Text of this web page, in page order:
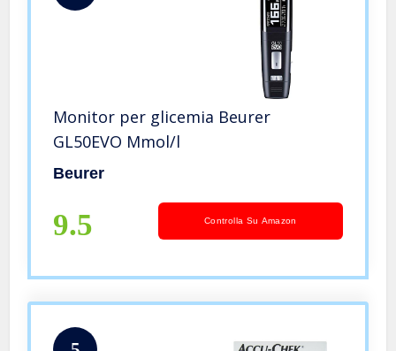
Monitor per glicemia Beurer
GL50EVO Mmol/l
Beurer
9.5 Controlla Su Amazon